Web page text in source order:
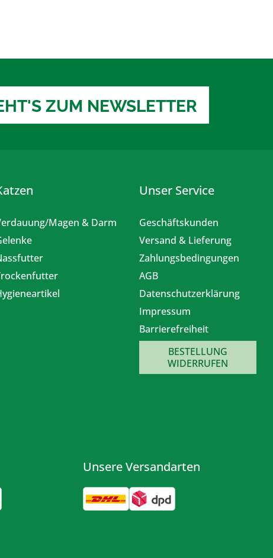
ZUM NEWSLETTER
Magen & Darm
Unser Service
Geschäftskunden
Versand & Lieferung
Zahlungsbedingungen
AGB
Datenschutzerklärung
Impressum
Barrierefreiheit
BESTELLUNG
WIDERRUFEN
Unsere Versandarten